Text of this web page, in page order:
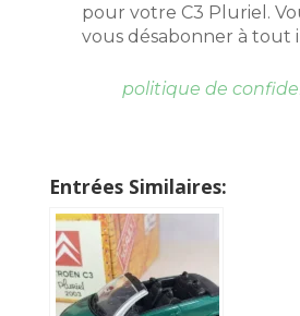
pour votre C3 Pluriel.
vous désabonner à tout
politique de
Entrées Similaires: